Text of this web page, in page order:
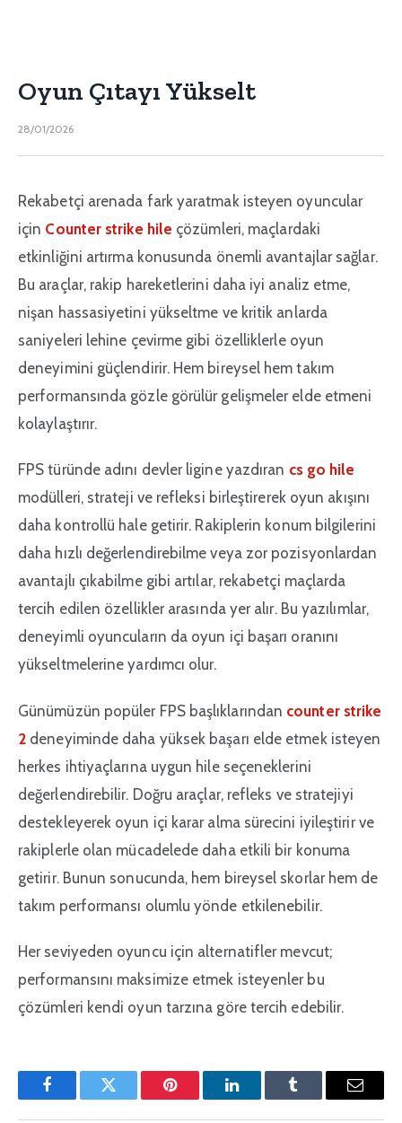
Oyun Çıtayı Yükselt
28/01/2026
Rekabetçi arenada fark yaratmak isteyen oyuncular
için Counter strike hile çözümleri, maçlardaki
etkinliğini artırma konusunda önemli avantajlar sağlar.
Bu araçlar, rakip hareketlerini daha iyi analiz etme,
nişan hassasiyetini yükseltme ve kritik anlarda
saniyeleri lehine çevirme gibi özelliklerle oyun
deneyimini güçlendirir. Hem bireysel hem takım
performansında gözle görülür gelişmeler elde etmeni
kolaylaştırır.
FPS türünde adını devler ligine yazdıran cs go hile
modülleri, strateji ve refleksi birleştirerek oyun akışını
daha kontrollü hale getirir. Rakiplerin konum bilgilerini
daha hızlı değerlendirebilme veya zor pozisyonlardan
avantajlı çıkabilme gibi artılar, rekabetçi maçlarda
tercih edilen özellikler arasında yer alır. Bu yazılımlar,
deneyimli oyuncuların da oyun içi başarı oranını
yükseltmelerine yardımcı olur.
Günümüzün popüler FPS başlıklarından counter strike
2 deneyiminde daha yüksek başarı elde etmek isteyen
herkes ihtiyaçlarına uygun hile seçeneklerini
değerlendirebilir. Doğru araçlar, refleks ve stratejiyi
destekleyerek oyun içi karar alma sürecini iyileştirir ve
rakiplerle olan mücadelede daha etkili bir konuma
getirir. Bunun sonucunda, hem bireysel skorlar hem de
takım performansı olumlu yönde etkilenebilir.
Her seviyeden oyuncu için alternatifler mevcut;
performansını maksimize etmek isteyenler bu
çözümleri kendi oyun tarzına göre tercih edebilir.
FacebookTwitter Pinterest'inLinkedInTumblr
E-